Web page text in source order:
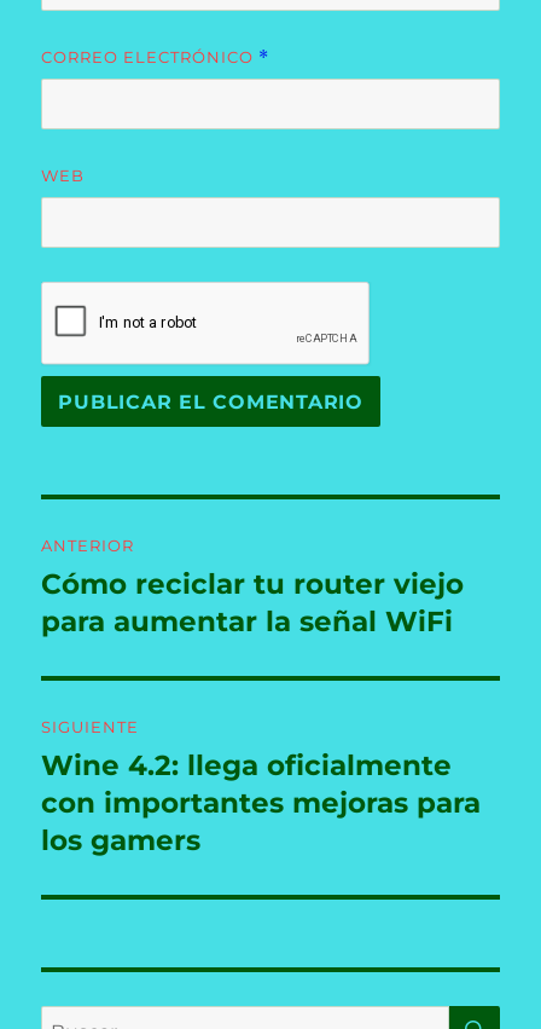
CORREO ELECTRÓNICO *
WEB
de
entradas
ANTERIOR
Entrada
anterior:
Cómo reciclar tu router viejo
para aumentar la señal WiFi
SIGUIENTE
Entrada
siguiente:
Wine 4.2: llega oficialmente
con importantes mejoras para
los gamers
Buscar